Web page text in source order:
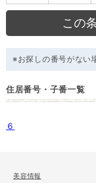
※お探しの番号がない
住居番号・子番一覧
６
美容情報